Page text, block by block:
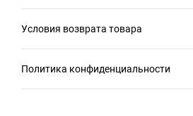
Условия возврата товара
Политика конфиденциальности